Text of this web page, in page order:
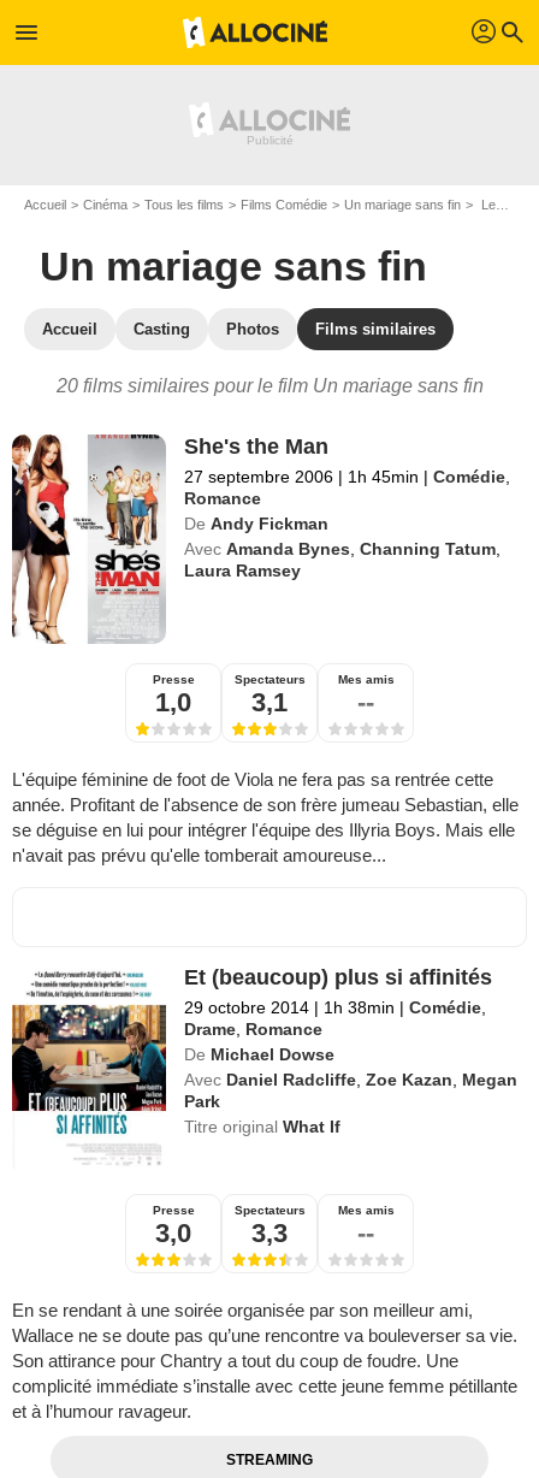
menu profil search
Accueil Cinéma Tous les films Films Comédie Un mariage sans fin Les films similaires à "Un mariage sans fin"
Un mariage sans fin
Accueil Casting Photos Films similaires
20 films similaires pour le film Un mariage sans fin
She's the Man
27 septembre 2006 | 1h 45min | Comédie
Romance
De Andy Fickman
Avec Amanda Bynes ,Channing Tatum
Laura Ramsey
Presse
1,0
Spectateurs
3,1
Mes amis
--
L'équipe féminine de foot de Viola ne fera pas sa rentrée cette
année. Profitant de l'absence de son frère jumeau Sebastian, elle
se déguise en lui pour intégrer l'équipe des Illyria Boys. Mais elle
n'avait pas prévu qu'elle tomberait amoureuse...
Et (beaucoup) plus si affinités
29 octobre 2014 | 1h 38min | Comédie
Drame Romance
De Michael Dowse
Avec Daniel Radcliffe ,Zoe Kazan
Megan
Park
Titre originalWhat If
Presse
3,0
Spectateurs
3,3
Mes amis
--
En se rendant à une soirée organisée par son meilleur ami,
Wallace ne se doute pas qu’une rencontre va bouleverser sa vie.
Son attirance pour Chantry a tout du coup de foudre. Une
complicité immédiate s’installe avec cette jeune femme pétillante
et à l’humour ravageur.
STREAMING